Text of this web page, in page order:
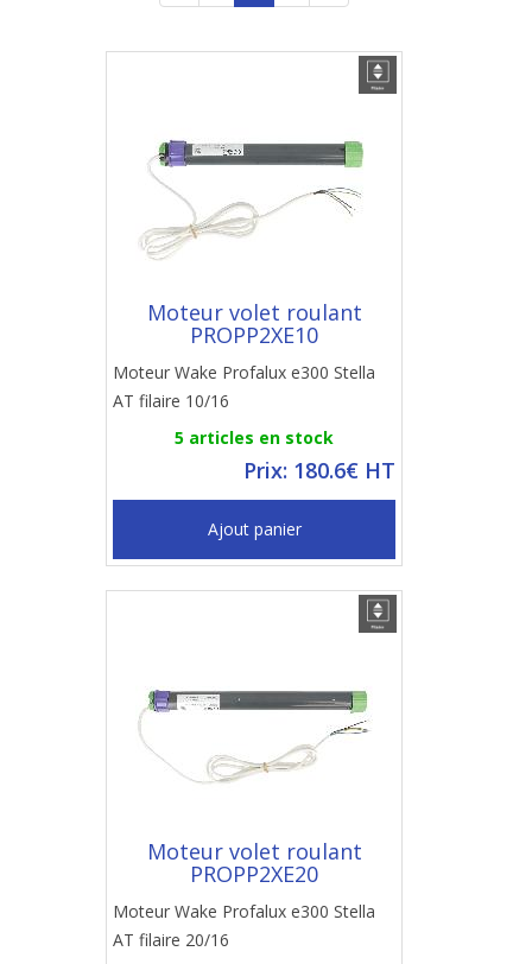
Moteur volet roulant
PROPP2XE10
Moteur Wake Profalux e300 Stella
AT filaire 10/16
5 articles en stock
Prix: 180.6€ HT
Ajout panier
Moteur volet roulant
PROPP2XE20
Moteur Wake Profalux e300 Stella
AT filaire 20/16